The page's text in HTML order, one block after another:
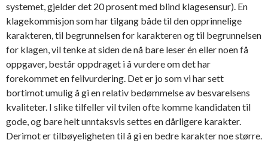
systemet, gjelder det 20 prosent med blind klagesensur). En
klagekommisjon som har tilgang både til den opprinnelige
karakteren, til begrunnelsen for karakteren og til begrunnelsen
for klagen, vil tenke at siden de nå bare leser én eller noen få
oppgaver, består oppdraget i å vurdere om det har
forekommet en feilvurdering. Det er jo som vi har sett
bortimot umulig å gi en relativ bedømmelse av besvarelsens
kvaliteter. I slike tilfeller vil tvilen ofte komme kandidaten til
gode, og bare helt unntaksvis settes en dårligere karakter.
Derimot er tilbøyeligheten til å gi en bedre karakter noe større.